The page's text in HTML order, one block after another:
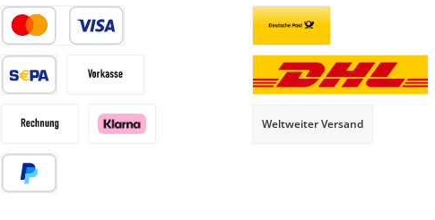
Briefsendung
Weltweiter Versand
Kredit- oder Debitkarte
Rechnung